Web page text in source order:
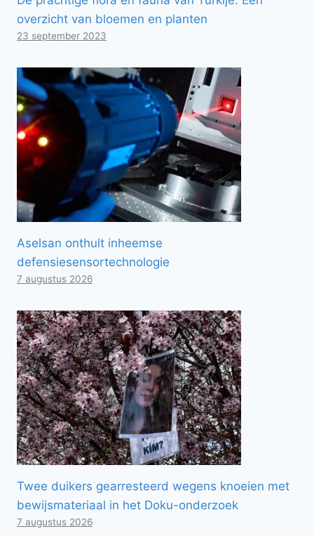
overzicht van bloemen en planten
23 september 2023
Aselsan onthult inheemse
defensiesensortechnologie
7 augustus 2026
Twee duikers gearresteerd wegens knoeien met
bewijsmateriaal in het Doku-onderzoek
7 augustus 2026